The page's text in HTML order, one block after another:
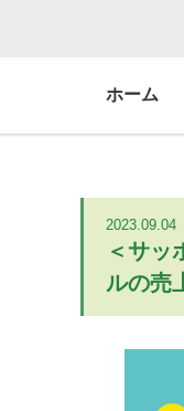
ホーム
2023.09.04
＜サッ
ルの売